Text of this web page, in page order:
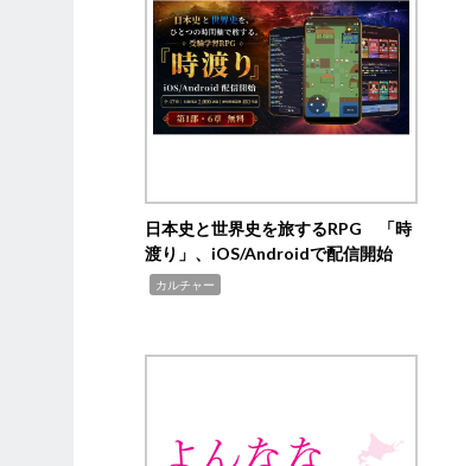
日本史と世界史を旅するRPG 「時
渡り」、iOS/Androidで配信開始
カルチャー